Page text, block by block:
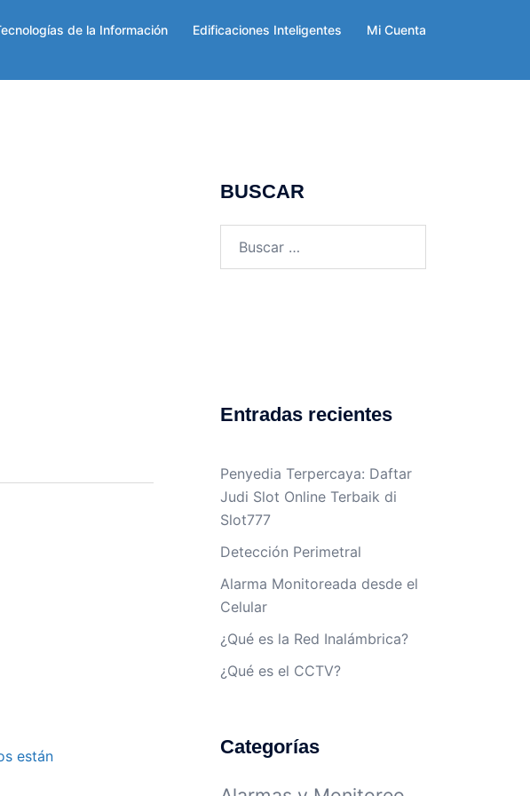
de la Información Edificaciones Inteligentes
Mi Cuenta
están
BUSCAR
Entradas recientes
Penyedia Terpercaya: Daftar
Judi Slot Online Terbaik di
Slot777
Detección Perimetral
Alarma Monitoreada desde el
Celular
¿Qué es la Red Inalámbrica?
¿Qué es el CCTV?
Categorías